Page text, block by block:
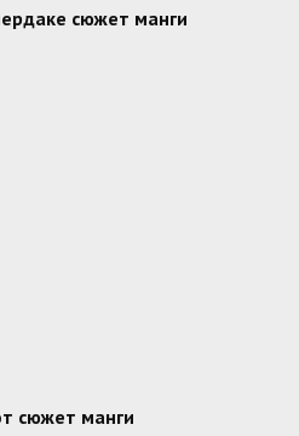
сюжет манги
сюжет манги